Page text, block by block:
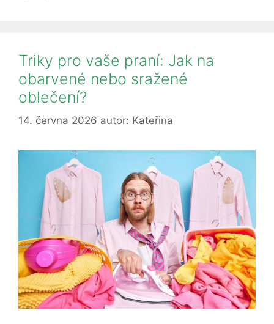
nátěr
Triky pro vaše praní: Jak na
obarvené nebo sražené
oblečení?
14. června 2026 autor: Kateřina